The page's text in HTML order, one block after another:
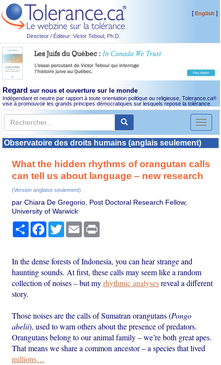
Directeur / Éditeur: Victor Teboul, Ph.D.
[English ]
Regard sur nous et ouverture sur le monde
Indépendant et neutre par rapport à toute orientation politique ou religieuse, Tolerance.ca®
vise à promouvoir les grands principes démocratiques sur lesquels repose la tolérance.
Toggle
Observatoire des droits humains (anglais seulement)
What the hidden rhythms of orangutan calls
can tell us about language – new research
(Version anglaise seulement)
par Chiara De Gregorio, Post Doctoral Research Fellow,
University of Warwick
PartagerFacebook
TwitterEmail
In the dense forests of Indonesia, you can hear strange and
haunting sounds. At first, these calls may seem like a random
collection of noises – but myrhythmic analysesreveal a different
story.
Those noises are the calls of Sumatran orangutans (Pongo
abelii), used to warn others about the presence of predators.
Orangutans belong to our animal family – we’re both great apes.
That means we share a common ancestor – a species that lived
millions…